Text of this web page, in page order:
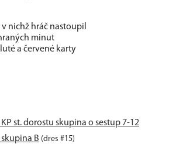
nichž hráč nastoupil
minut
a červené karty
KP st. dorostu skupina o sestup 7-12
B (dres #15)